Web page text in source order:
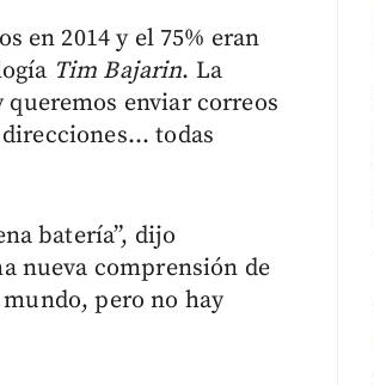
en 2014 y el 75% eran
Tim Bajarin. La
queremos enviar correos
todas
batería”, dijo
nueva comprensión de
pero no hay